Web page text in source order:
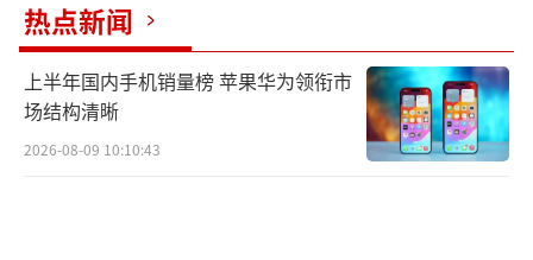
乐瞬间带来的感受。
（责任编辑：卢其龙 CN070）
热点新闻
上半年国内手机销量榜 苹果华为领衔市
场结构清晰
2026-08-09 10:10:43